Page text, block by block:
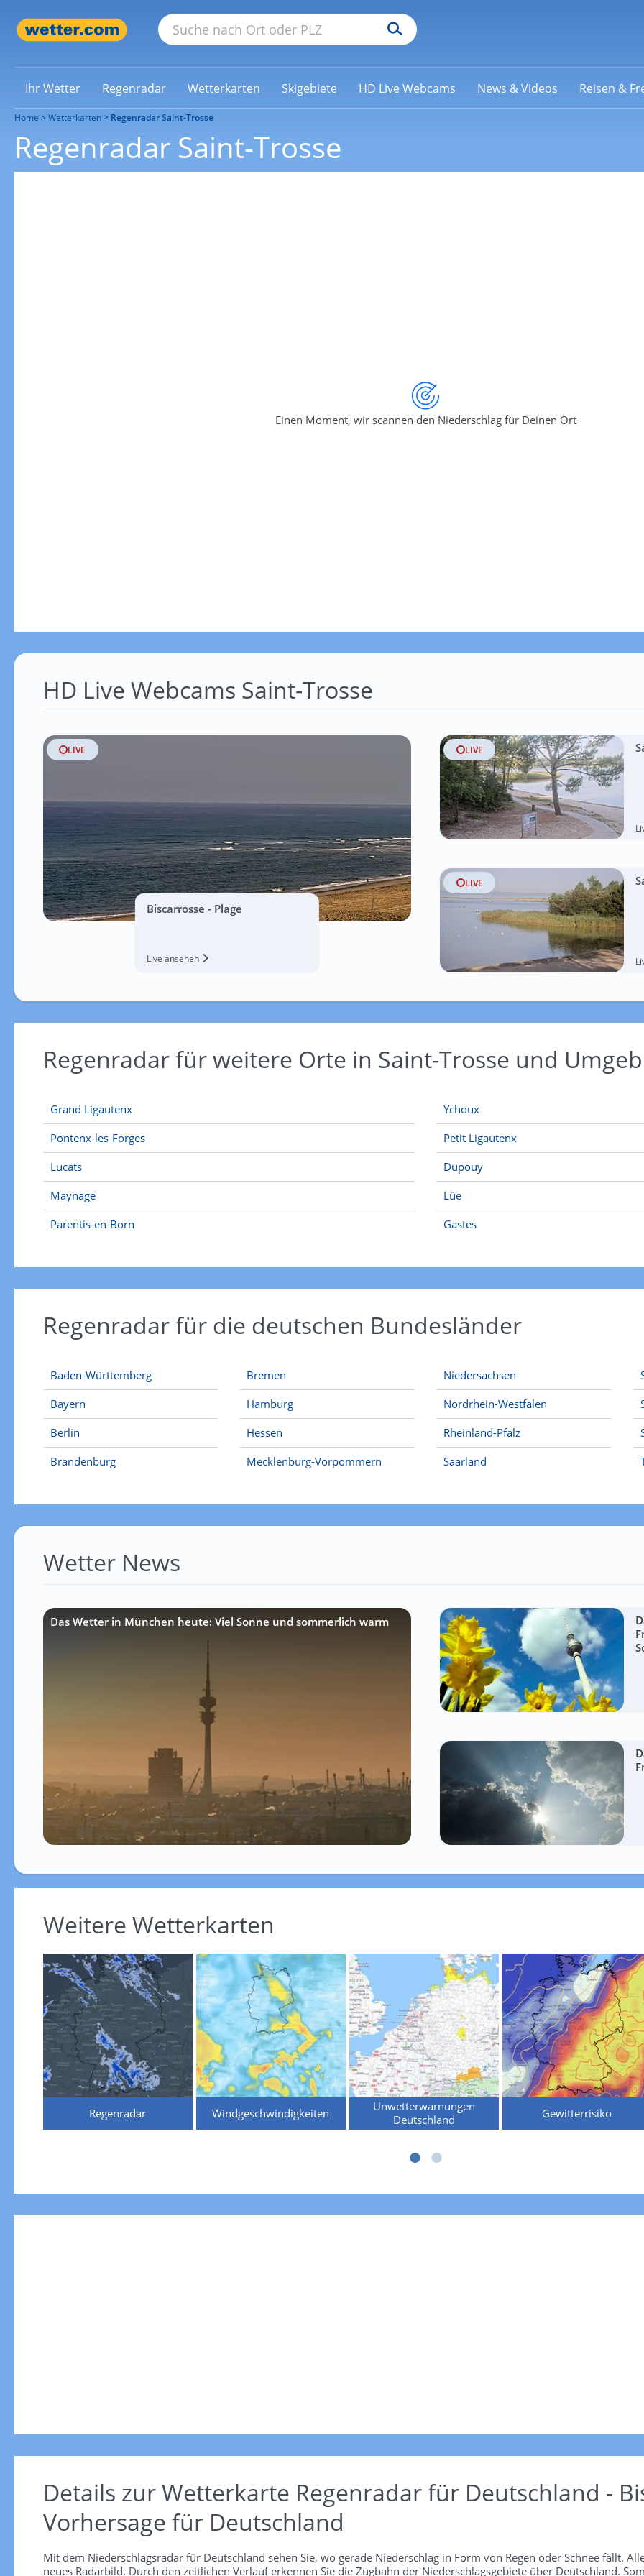
Ihr Wetter Regenradar Wetterkarten Skigebiete HD Live Webcams News & Videos Reisen &
Home Wetterkarten Regenradar Saint-Trosse
Regenradar Saint-Trosse
Einen Moment, wir scannen den Niederschlag für Deinen Ort
HD Live Webcams Saint-Trosse
LIVE
Biscarrosse - Plage
Live ansehen
LIVE
LIVE
Regenradar für weitere Orte in Saint-Trosse und
Grand Ligautenx
Pontenx-les-Forges
Lucats
Maynage
Parentis-en-Born
Ychoux
Petit Ligautenx
Dupouy
Lüe
Gastes
Regenradar für die deutschen Bundesländer
Baden-Württemberg
Bayern
Berlin
Brandenburg
Bremen
Hamburg
Hessen
Mecklenburg-Vorpommern
Niedersachsen
Nordrhein-Westfalen
Rheinland-Pfalz
Saarland
Wetter News
Das Wetter in München heute: Viel Sonne und sommerlich warm
Weitere Wetterkarten
Regenradar Windgeschwindigkeiten
Unwetterwarnungen
Deutschland
Gewitterrisiko
Details zur Wetterkarte Regenradar für Deutschland -
Vorhersage für Deutschland
Mit dem Niederschlagsradar für Deutschland sehen Sie, wo gerade Niederschlag in Form von Regen oder Schnee fällt.
neues Radarbild. Durch den zeitlichen Verlauf erkennen Sie die Zugbahn der Niederschlagsgebiete über Deutschland.